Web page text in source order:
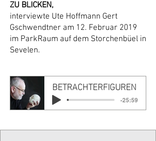
ZU BLICKEN,
interviewte Ute Hoffmann Gert
Gschwendtner am 12. Februar 2019
im ParkRaum auf dem Storchenbüel in
Sevelen.
BETRACHTERFIGUREN
-25:59